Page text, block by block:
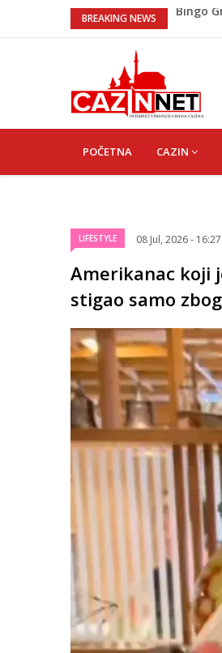
BREAKING NEWS
Lepa
Bingo
NAVIGATION
POČETNA CAZIN
LIFESTYLE 08 Jul, 2026 - 16:27
Amerikanac koji
stigao samo